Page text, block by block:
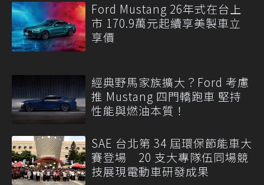
Ford Mustang 26年式在台上
市 170.9萬元起續享美製車立
享價
經典野馬家族擴大？Ford 考慮
推 Mustang 四門轎跑車 堅持
性能與燃油本質！
SAE 台北第 34 屆環保節能車大
賽登場 20 支大專隊伍同場競
技展現電動車研發成果